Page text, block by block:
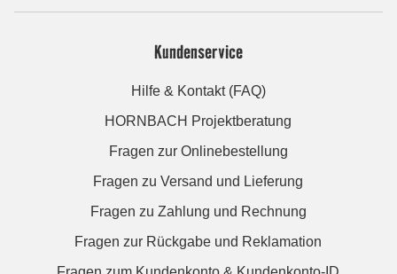
Kundenservice
Hilfe & Kontakt (FAQ)
HORNBACH Projektberatung
Fragen zur Onlinebestellung
Fragen zu Versand und Lieferung
Fragen zu Zahlung und Rechnung
Fragen zur Rückgabe und Reklamation